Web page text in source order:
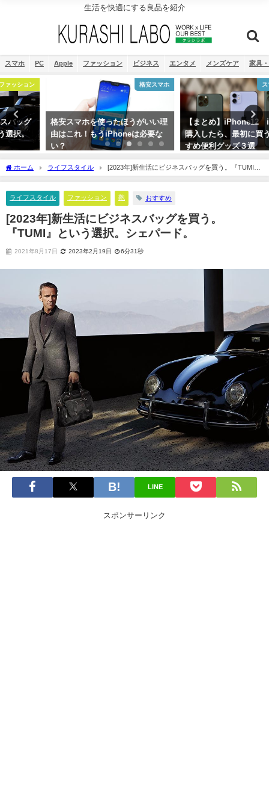
生活を快適にする良品を紹介
スマホ PC Apple ファッション ビジネス エンタメ メンズケア 家具
格安スマホ
格安スマホを使ったほうがいい理
由はこれ！もうiPhoneは必要な
スマホ周辺機器
【まとめ】iPhone12 iPhone11
購入したら、最初に買うべきおす
すめ便利グッズ３選
ホーム ライフスタイル
[2023年]新生活にビジネスバッグを買う。『TUMI』
という選択。シェパード。
ライフスタイル ファッション 鞄 おすすめ
[2023年]新生活にビジネスバッグを買う。
『TUMI』という選択。シェパード。
2021年8月17日 2023年2月19日 6分31秒
LINE
スポンサーリンク